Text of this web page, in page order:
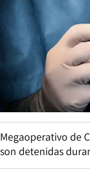
Megaoperativo de
son detenidas